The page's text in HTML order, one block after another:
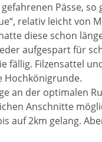
Pässe, so
relativ leicht von
diese schon
aufgespart für
fällig. Filzensattel
Hochkönigrunde.
an der optimalen
Anschnitte
auf 2km gelang.